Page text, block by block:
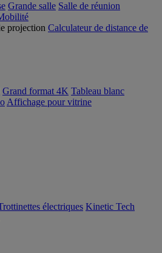
Grande salle Salle de réunion
Calculateur de distance de
Grand format 4K Tableau blanc
Affichage pour vitrine
électriques Kinetic Tech